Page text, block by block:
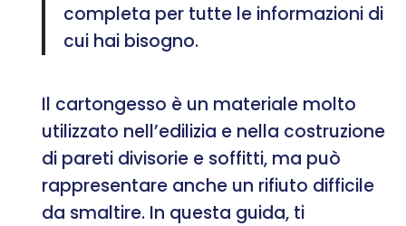
completa per tutte le informazioni di
cui hai bisogno.
Il cartongesso è un materiale molto
utilizzato nell’edilizia e nella costruzione
di pareti divisorie e soffitti, ma può
rappresentare anche un rifiuto difficile
da smaltire. In questa guida, ti